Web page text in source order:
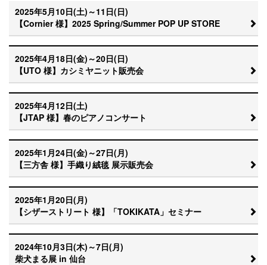
2025年5月10日(土)～11日(日)
【Cornier 様】2025 Spring/Summer POP UP STORE
2025年4月18日(金)～20日(日)
【UTO 様】カシミヤニット販売会
2025年4月12日(土)
【JTAP 様】春のピアノコンサート
2025年1月24日(金)～27日(月)
【三方舎 様】手織り絨毯 展示販売会
2025年1月20日(月)
【シザーストリート 様】「TOKIKATA」セミナー
2024年10月3日(木)～7日(月)
柴犬まる展 in 仙台